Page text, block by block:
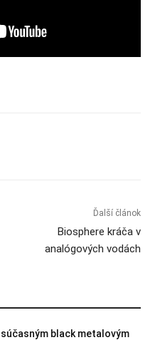
Ďalší článok
Biosphere kráča v
analógových vodách
black metalovým